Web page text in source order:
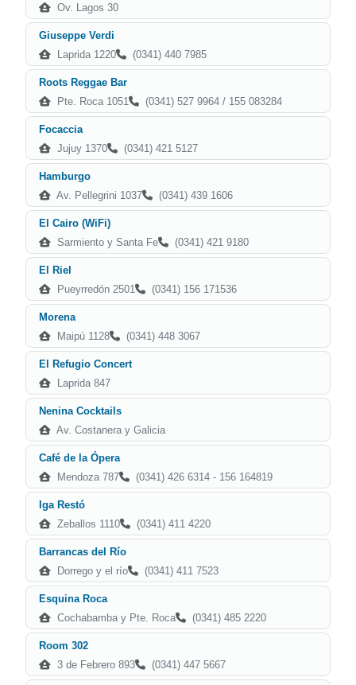
Ov. Lagos 30
Giuseppe Verdi
Laprida 1220
(0341) 440 7985
Roots Reggae Bar
Pte. Roca 1051
(0341) 527 9964 / 155 083284
Focaccia
Jujuy 1370
(0341) 421 5127
Hamburgo
Av. Pellegrini 1037
(0341) 439 1606
El Cairo (WiFi)
Sarmiento y Santa Fe
(0341) 421 9180
El Riel
Pueyrredón 2501
(0341) 156 171536
Morena
Maipú 1128
(0341) 448 3067
El Refugio Concert
Laprida 847
Nenina Cocktails
Av. Costanera y Galicia
Café de la Ópera
Mendoza 787
(0341) 426 6314 - 156 164819
Iga Restó
Zeballos 1110
(0341) 411 4220
Barrancas del Río
Dorrego y el río
(0341) 411 7523
Esquina Roca
Cochabamba y Pte. Roca
(0341) 485 2220
Room 302
3 de Febrero 893
(0341) 447 5667